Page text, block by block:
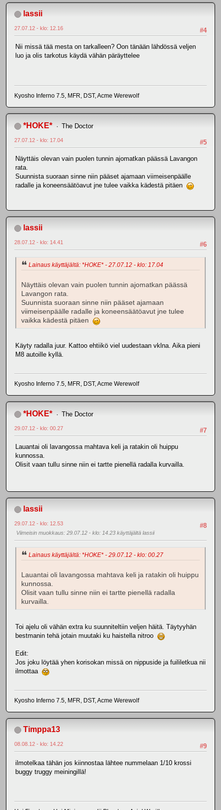
lassii
#4
27.07.12 - klo: 12.16
Nii missä tää mesta on tarkalleen? Oon tänään lähdössä veljen
luo ja olis tarkotus käydä vähän päräyttelee
Kyosho Inferno 7.5, MFR, DST, Acme Werewolf
*HOKE* The Doctor
#5
27.07.12 - klo: 17.04
Näyttäis olevan vain puolen tunnin ajomatkan päässä Lavangon
rata.
Suunnista suoraan sinne niin pääset ajamaan viimeisenpäälle
radalle ja koneensäätöavut jne tulee vaikka kädestä pitäen
lassii
#6
28.07.12 - klo: 14.41
Lainaus käyttäjältä: *HOKE* - 27.07.12 - klo: 17.04
Näyttäis olevan vain puolen tunnin ajomatkan päässä
Lavangon rata.
Suunnista suoraan sinne niin pääset ajamaan
viimeisenpäälle radalle ja koneensäätöavut jne tulee
vaikka kädestä pitäen
Käyty radalla juur. Kattoo ehtiikö viel uudestaan vklna. Aika pieni
M8 autoille kyllä.
Kyosho Inferno 7.5, MFR, DST, Acme Werewolf
*HOKE* The Doctor
#7
29.07.12 - klo: 00.27
Lauantai oli lavangossa mahtava keli ja ratakin oli huippu
kunnossa.
Olisit vaan tullu sinne niin ei tartte pienellä radalla kurvailla.
lassii
#8
29.07.12 - klo: 12.53
Viimeisin muokkaus: 29.07.12 - klo: 14.23 käyttäjältä lassii
Lainaus käyttäjältä: *HOKE* - 29.07.12 - klo: 00.27
Lauantai oli lavangossa mahtava keli ja ratakin oli huippu
kunnossa.
Olisit vaan tullu sinne niin ei tartte pienellä radalla
kurvailla.
Toi ajelu oli vähän extra ku suunniteltiin veljen häitä. Täytyyhän
bestmanin tehä jotain muutaki ku haistella nitroo
Edit:
Jos joku löytää yhen korisokan missä on nippuside ja fuililetkua nii
ilmottaa
Kyosho Inferno 7.5, MFR, DST, Acme Werewolf
Timppa13
#9
08.08.12 - klo: 14.22
ilmotelkaa tähän jos kiinnostaa lähtee nummelaan 1/10 krossi
buggy truggy meiningillä!